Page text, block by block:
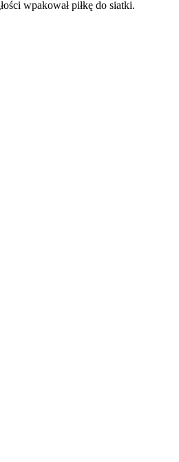
wpakował piłkę do siatki.